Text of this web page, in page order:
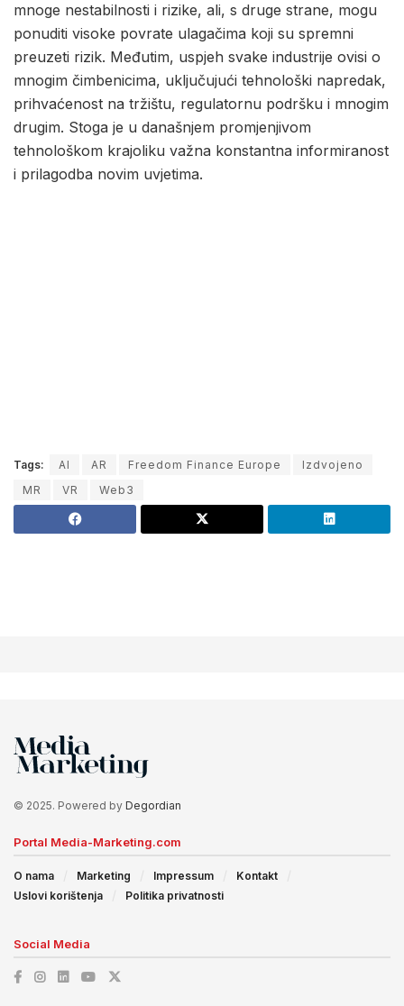
mnoge nestabilnosti i rizike, ali, s druge strane, mogu
ponuditi visoke povrate ulagačima koji su spremni
preuzeti rizik. Međutim, uspjeh svake industrije ovisi o
mnogim čimbenicima, uključujući tehnološki napredak,
prihvaćenost na tržištu, regulatornu podršku i mnogim
drugim. Stoga je u današnjem promjenjivom
tehnološkom krajoliku važna konstantna informiranost
i prilagodba novim uvjetima.
Tags: AI AR Freedom Finance Europe
Izdvojeno
MR
VR Web3
© 2025. Powered by Degordian
Portal Media-Marketing.com
O nama Marketing Impressum
Kontakt
Uslovi korištenja
Politika privatnosti
Social Media